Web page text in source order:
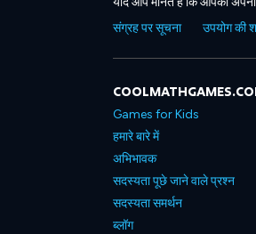
संग्रह पर सूचना
उपयोग की
Games for Kids
हमारे बारे में
अभिभावक
सदस्यता पूछे जाने वाले प्रश्न
सदस्यता समर्थन
ब्लॉग